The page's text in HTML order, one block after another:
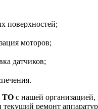
поверхностей;
моторов;
датчиков;
ТО с нашей
ремонт